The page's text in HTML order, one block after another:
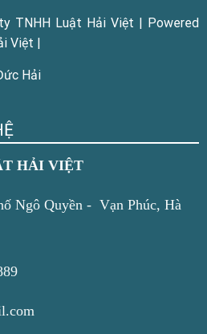
TNHH Luật Hải Việt | Powered
Việt |
Hải
HẢI VIỆT
Ngô Quyền - Vạn Phúc, Hà